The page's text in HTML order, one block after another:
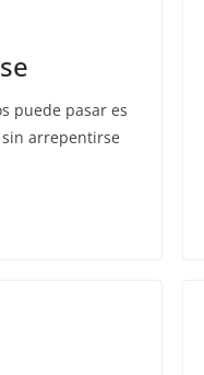
puede pasar es
arrepentirse